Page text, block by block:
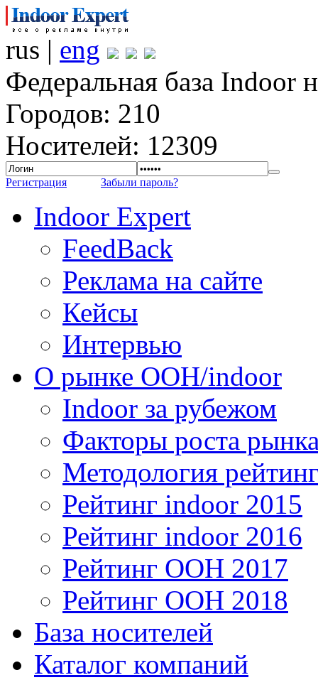
rus | eng
Федеральная база Indoor
Городов: 210
Носителей: 12309
Регистрация Забыли пароль?
Indoor Expert
FeedBack
Реклама на сайте
Кейсы
Интервью
О рынке OOH/indoor
Indoor за рубежом
Факторы роста
Методология
Рейтинг indoor 2015
Рейтинг indoor 2016
Рейтинг OOH 2017
Рейтинг OOH 2018
База носителей
Каталог компаний